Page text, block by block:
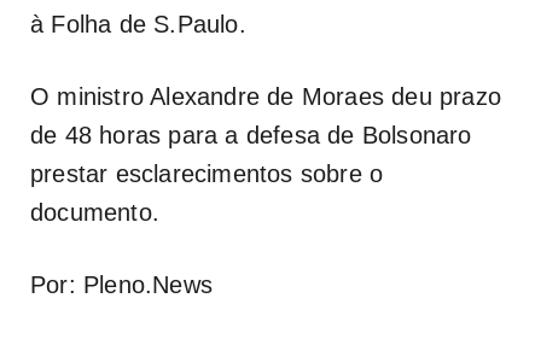
à Folha de S.Paulo.
O ministro Alexandre de Moraes deu prazo
de 48 horas para a defesa de Bolsonaro
prestar esclarecimentos sobre o
documento.
Por: Pleno.News